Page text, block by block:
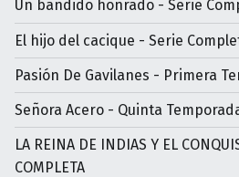
Un bandido honrado - Serie
El hijo del cacique - Serie
Pasión De Gavilanes - Primera
Señora Acero - Quinta
LA REINA DE INDIAS Y EL
COMPLETA